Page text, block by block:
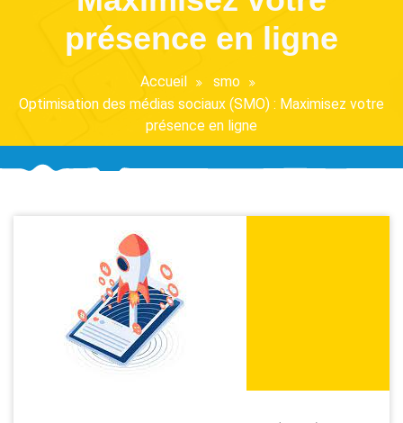
présence en ligne
Accueil
smo
Optimisation des médias sociaux (SMO) : Maximisez votre
présence en ligne